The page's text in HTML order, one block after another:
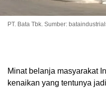
PT. Bata Tbk. Sumber:
Minat belanja masyarakat
kenaikan yang tentunya